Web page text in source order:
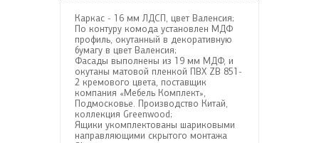
Каркас - 16 мм ЛДСП, цвет Валенсия;
По контуру комода установлен МДФ
профиль, окутанный в декоративную
бумагу в цвет Валенсия;
Фасады выполнены из 19 мм МДФ, и
окутаны матовой пленкой ПВХ ZB 851-
2 кремового цвета, поставщик
компания «Мебель Комплект»,
Подмосковье. Производство Китай,
коллекция Greenwood;
Ящики укомплектованы шариковыми
направляющими скрытого монтажа